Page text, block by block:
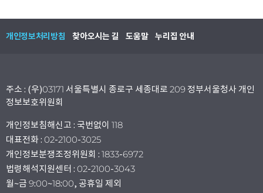
개인정보처리방침 찾아오시는 길 도움말 누리집 안내
주소 : (우)03171 서울특별시 종로구 세종대로 209 정부서울청사 개인
정보보호위원회
개인정보침해신고 : 국번없이 118
대표전화 : 02-2100-3025
개인정보분쟁조정위원회 : 1833-6972
법령해석지원센터 : 02-2100-3043
월~금 9:00~18:00, 공휴일 제외